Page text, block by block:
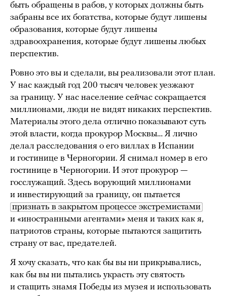
быть обращены в рабов, у которых должны быть
забраны все их богатства, которые будут лишены
образования, которые будут лишены
здравоохранения, которые будут лишены любых
перспектив.
Ровно это вы и сделали, вы реализовали этот план.
У нас каждый год 200 тысяч человек уезжают
за границу. У нас население сейчас сокращается
миллионами, люди не видят никаких перспектив.
Материалы этого дела отлично показывают суть
этой власти, когда прокурор Москвы… Я лично
делал расследования о его виллах в Испании
и гостинице в Черногории. Я снимал номер в его
гостинице в Черногории. И этот прокурор —
госслужащий. Здесь ворующий миллионами
и инвестирующий за границу, он пытается
признать в закрытом процессе экстремистами
и «иностранными агентами» меня и таких как я,
патриотов страны, которые пытаются защитить
страну от вас, предателей.
Я хочу сказать, что как бы вы ни прикрывались,
как бы вы ни пытались украсть эту святость
и стащить знамя Победы из музея и использовать